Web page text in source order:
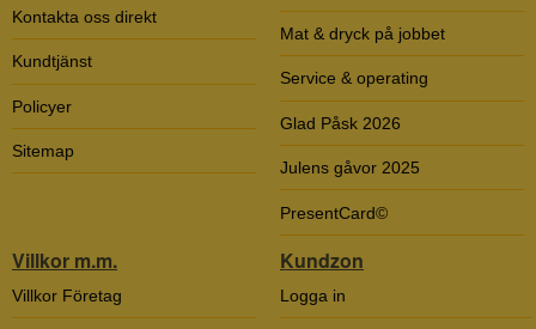
Kontakta oss direkt
Kundtjänst
Policyer
Sitemap
Mat & dryck på jobbet
Service & operating
Glad Påsk 2026
Julens gåvor 2025
PresentCard©
Villkor m.m.
Villkor Företag
Kundzon
Logga in